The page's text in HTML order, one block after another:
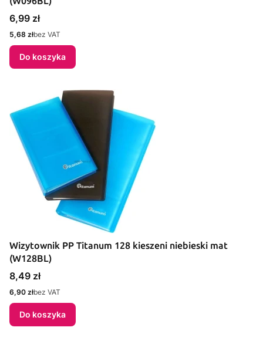
Cena
6,99 zł
Cena
5,68 złbez VAT
Do koszyka
Wizytownik PP Titanum 128 kieszeni niebieski mat
(W128BL)
Cena
8,49 zł
Cena
6,90 złbez VAT
Do koszyka